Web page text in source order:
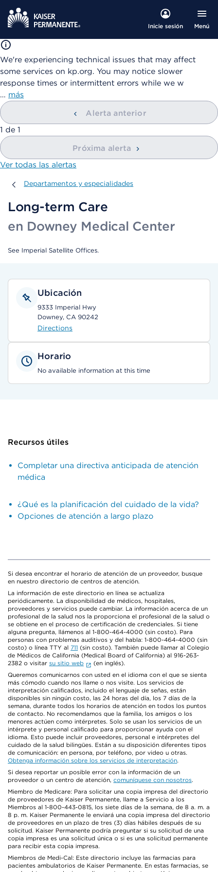
Inicie sesión Menú
We're experiencing technical issues that may affect
some services on kp.org. You may notice slower
response times or intermittent errors while we w
… más
Alerta anterior
mostrando
1 de 1
Próxima alerta
Ver todas las alertas
Departamentos y especialidades
Departamentos y especialidades
Long-term Care
en Downey Medical Center
See Imperial Satellite Offices.
Ubicación
9333 Imperial Hwy
Downey, CA 90242
Directions
Horario
No available information at this time
Recursos útiles
Completar una directiva anticipada de atención
médica
¿Qué es la planificación del cuidado de la vida?
Opciones de atención a largo plazo
Si desea encontrar el horario de atención de un proveedor, busque
en nuestro directorio de centros de atención.
La información de este directorio en línea se actualiza
periódicamente. La disponibilidad de médicos, hospitales,
proveedores y servicios puede cambiar. La información acerca de un
profesional de la salud nos la proporciona el profesional de la salud o
se obtiene en el proceso de certificación de credenciales. Si tiene
alguna pregunta, llámenos al 1-800-464-4000 (sin costo). Para
personas con problemas auditivos y del habla: 1-800-464-4000 (sin
costo) o línea TTY al 711 (sin costo). También puede llamar al Colegio
de Médicos de California (Medical Board of California) al 916-263-
2382 o visitar su sitio web
(en inglés).
Queremos comunicarnos con usted en el idioma con el que se sienta
más cómodo cuando nos llame o nos visite. Los servicios de
interpretación calificados, incluido el lenguaje de señas, están
disponibles sin ningún costo, las 24 horas del día, los 7 días de la
semana, durante todos los horarios de atención en todos los puntos
de contacto. No recomendamos que la familia, los amigos o los
menores actúen como intérpretes. Solo se usan los servicios de un
intérprete y personal calificado para proporcionar ayuda con el
idioma. Esto puede incluir proveedores, personal e intérpretes del
cuidado de la salud bilingües. Están a su disposición diferentes tipos
de comunicación: en persona, por teléfono, por video u otras.
Obtenga información sobre los servicios de interpretación.
Si desea reportar un posible error con la información de un
proveedor o un centro de atención, comuníquese con nosotros.
Miembro de Medicare: Para solicitar una copia impresa del directorio
de proveedores de Kaiser Permanente, llame a Servicio a los
Miembros al 1-800-443-0815, los siete días de la semana, de 8 a. m. a
8 p. m. Kaiser Permanente le enviará una copia impresa del directorio
de proveedores en un plazo de tres (3) días hábiles después de su
solicitud. Kaiser Permanente podría preguntar si su solicitud de una
copia impresa es una solicitud única o si es una solicitud permanente
para recibir esta copia impresa.
Miembros de Medi-Cal: Este directorio incluye las farmacias para
pacientes ambulatorios de Kaiser Permanente. En estas farmacias, se